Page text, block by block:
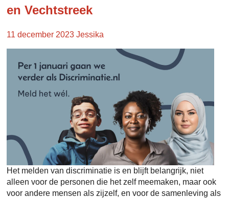
en Vechtstreek
11 december 2023 Jessika
Het melden van discriminatie is en blijft belangrijk, niet
alleen voor de personen die het zelf meemaken, maar ook
voor andere mensen als zijzelf, en voor de samenleving als